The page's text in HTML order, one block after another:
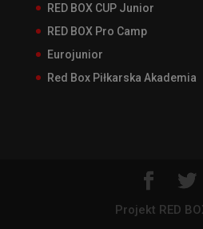
RED BOX CUP Junior
RED BOX Pro Camp
Eurojunior
Red Box Piłkarska Akademia
Projekt RED